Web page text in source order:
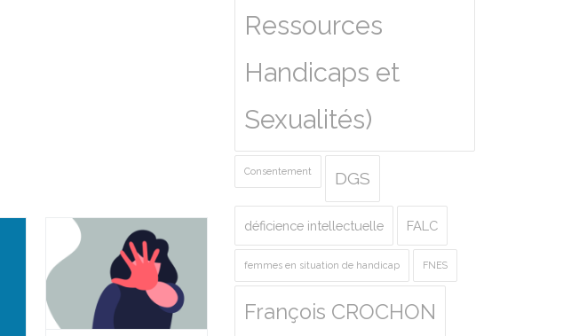
Ressources
Handicaps et
Sexualités)
Consentement DGS
déficience intellectuelle FALC
femmes en situation de handicap FNES
François CROCHON